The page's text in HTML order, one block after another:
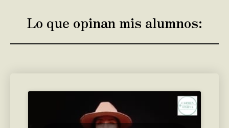
Lo que opinan mis alumnos: